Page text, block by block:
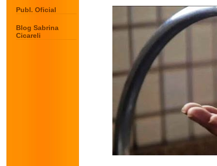
Publ. Oficial
Blog Sabrina
Cicareli